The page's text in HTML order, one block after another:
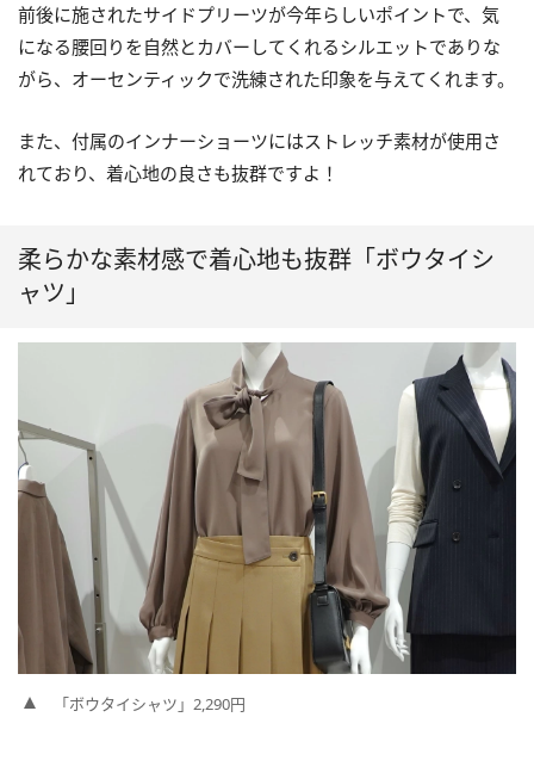
前後に施されたサイドプリーツが今年らしいポイントで、気
になる腰回りを自然とカバーしてくれるシルエットでありな
がら、オーセンティックで洗練された印象を与えてくれます。
また、付属のインナーショーツにはストレッチ素材が使用さ
れており、着心地の良さも抜群ですよ！
柔らかな素材感で着心地も抜群「ボウタイシ
ャツ」
「ボウタイシャツ」2,290円